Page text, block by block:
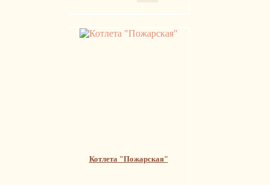
Котлета "Пожарская"